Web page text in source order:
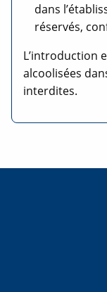
dans
réservés,
L’introduction
alcoolisées
interdites.